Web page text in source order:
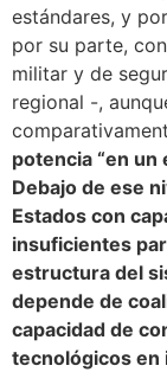
estándares, y
por su parte,
militar y de
regional -,
potencia “en un
Debajo de ese
Estados con
insuficientes
estructura del
depende de
capacidad de
tecnológicos en